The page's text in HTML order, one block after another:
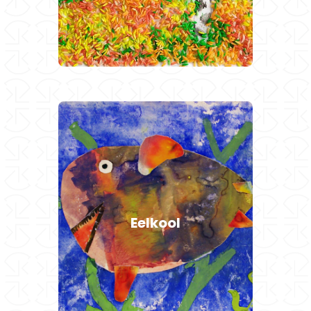
Eelkool
9-10 aastastele
Eelkoolis saab laps
ettevalmistuse astumaks Tartu
Lastekunstikooli põhiõppesse.
Õpitakse maalimist,
kompositsiooni ning
vormiõpetust.
Loe edasi